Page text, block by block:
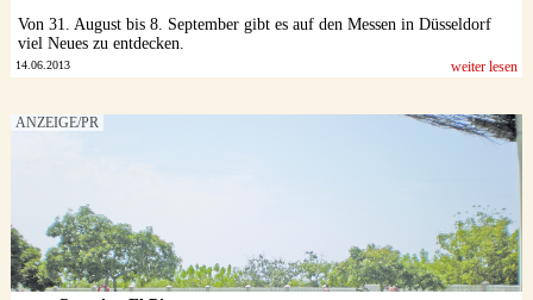
Von 31. August bis 8. September gibt es auf den Messen in Düsseldorf
viel Neues zu entdecken.
14.06.2013 weiter lesen